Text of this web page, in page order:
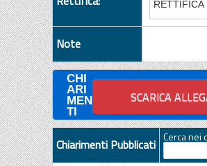
RETTIFICA
Note
CHI
ARI
MEN
TI
Chiarimenti Pubblicati Cerca nei